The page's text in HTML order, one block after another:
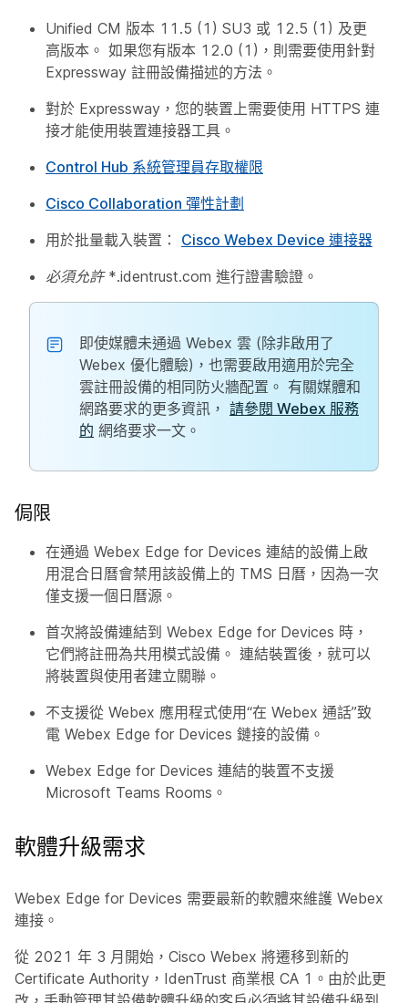
Unified CM 版本 11.5 (1) SU3 或 12.5 (1) 及更
高版本。 如果您有版本 12.0 (1)，則需要使用針對
Expressway 註冊設備描述的方法。
對於 Expressway，您的裝置上需要使用 HTTPS 連
接才能使用裝置連接器工具。
Control Hub 系統管理員存取權限
Cisco Collaboration 彈性計劃
用於批量載入裝置： Cisco Webex Device 連接器
必須允許 *.identrust.com 進行證書驗證。
即使媒體未通過 Webex 雲 (除非啟用了
Webex 優化體驗)，也需要啟用適用於完全
雲註冊設備的相同防火牆配置。 有關媒體和
網路要求的更多資訊， 請參閱 Webex 服務
的 網络要求一文。
侷限
在通過 Webex Edge for Devices 連結的設備上啟
用混合日曆會禁用該設備上的 TMS 日曆，因為一次
僅支援一個日曆源。
首次將設備連結到 Webex Edge for Devices 時，
它們將註冊為共用模式設備。 連結裝置後，就可以
將裝置與使用者建立關聯。
不支援從 Webex 應用程式使用“在 Webex 通話”致
電 Webex Edge for Devices 鏈接的設備。
Webex Edge for Devices 連結的裝置不支援
Microsoft Teams Rooms。
軟體升級需求
Webex Edge for Devices 需要最新的軟體來維護 Webex
連接。
從 2021 年 3 月開始，Cisco Webex 將遷移到新的
Certificate Authority，IdenTrust 商業根 CA 1。由於此更